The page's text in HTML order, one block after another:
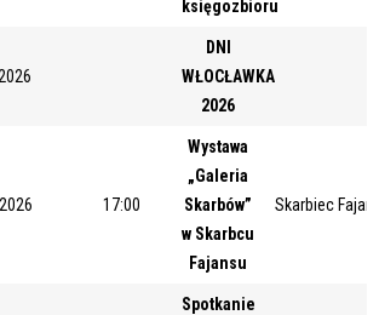
księgozbioru
DNI
WŁOCŁAWKA
2026
17:00
Wystawa
„Galeria
Skarbów”
w Skarbcu
Fajansu
Skarbiec
Spotkanie